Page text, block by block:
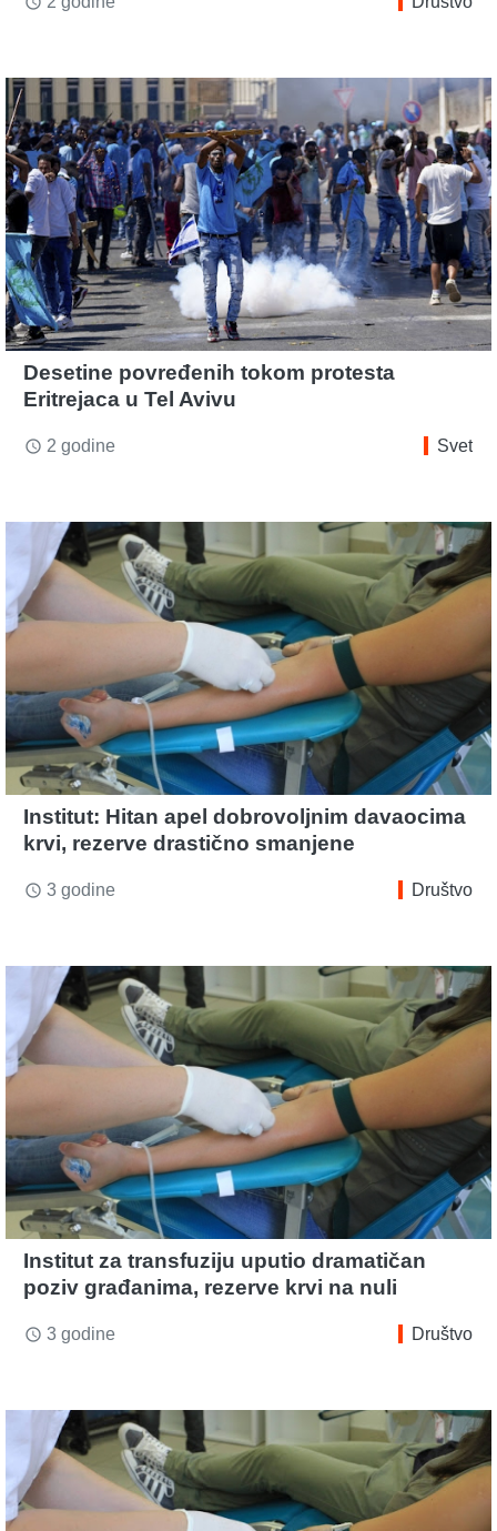
Desetine povređenih tokom protesta
Eritrejaca u Tel Avivu
access_time 2 godine Svet
Institut: Hitan apel dobrovoljnim davaocima
krvi, rezerve drastično smanjene
access_time 3 godine Društvo
Institut za transfuziju uputio dramatičan
poziv građanima, rezerve krvi na nuli
access_time 3 godine Društvo